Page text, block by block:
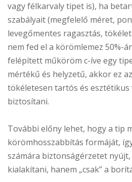
vagy félkarvaly tipet is), ha
szabályait (megfelelő méret,
levegőmentes ragasztás,
nem fed el a körömlemez 50%-
felépített műköröm c-íve egy
mértékű és helyzetű, akkor ez
tökéletesen tartós és
biztosítani.
További előny lehet, hogy a tip
körömhosszabbítás formáját,
számára biztonságérzetet
kialakítani, hanem „csak” a